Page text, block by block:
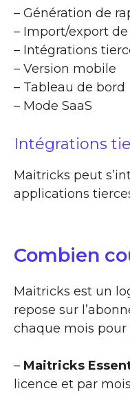
– Génération de
– Import/export
– Intégrations
– Version mobile
– Tableau de bord
– Mode SaaS
Intégrations
Maitricks peut
applications
Combien
Maitricks est un
repose sur
chaque mois pour
– Maitricks
licence et par mois